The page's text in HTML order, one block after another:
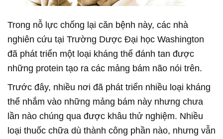
Trong nỗ lực chống lại căn bệnh này, các nhà
nghiên cứu tại Trường Dược Đại học Washington
đã phát triển một loại kháng thể đánh tan được
những protein tạo ra các mảng bám não nói trên.
Trước đây, nhiều nơi đã phát triển nhiều loại kháng
thể nhắm vào những mảng bám này nhưng chưa
lần nào chúng qua được khâu thử nghiệm. Nhiều
loại thuốc chữa dù thành công phần nào, nhưng vẫn